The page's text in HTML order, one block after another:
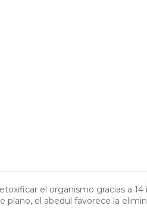
el organismo gracias a
el abedul favorece la